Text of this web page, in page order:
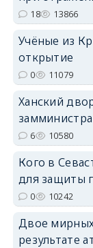
18 13866
Учёные из
открытие
0 11079
Ханский
6 10580
Кого в
для защиты
0 10242
Двое
результате